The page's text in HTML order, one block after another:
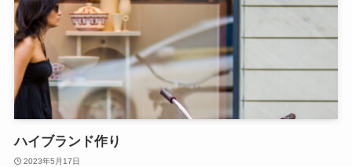
ハイブランド作り
2023年5月17日